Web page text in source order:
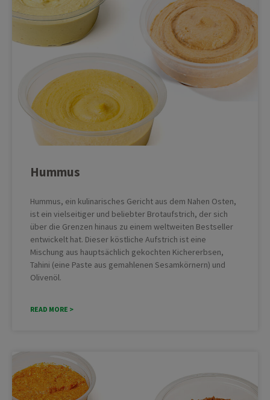
Hummus
Hummus, ein kulinarisches Gericht aus dem Nahen Osten,
ist ein vielseitiger und beliebter Brotaufstrich, der sich
über die Grenzen hinaus zu einem weltweiten Bestseller
entwickelt hat. Dieser köstliche Aufstrich ist eine
Mischung aus hauptsächlich gekochten Kichererbsen,
Tahini (eine Paste aus gemahlenen Sesamkörnern) und
Olivenöl.
READ MORE >